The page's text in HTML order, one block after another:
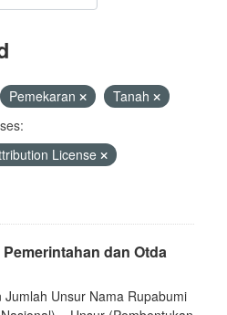
Pemekaran
Tanah
License
dan Otda
Jumlah Unsur Nama Rupabumi